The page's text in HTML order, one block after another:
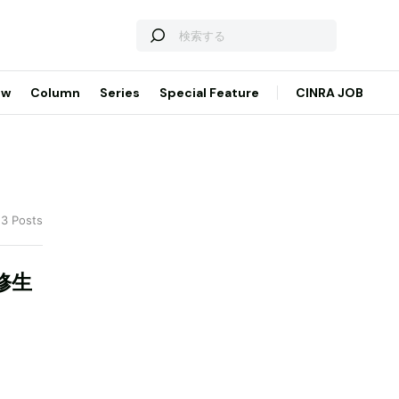
Column Series Special Feature CINRA JOB
Posts
生